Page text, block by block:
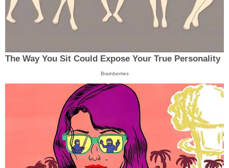
The Way You Sit Could Expose Your True Personality
Brainberries